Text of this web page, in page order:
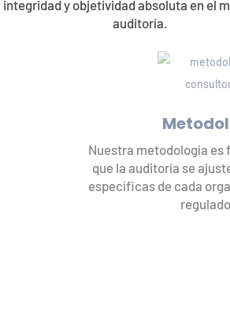
objetividad absoluta en el manejo de
metodología es flexible, de forma tal
la auditoría se ajuste a las necesidades
de cada organización y los entes